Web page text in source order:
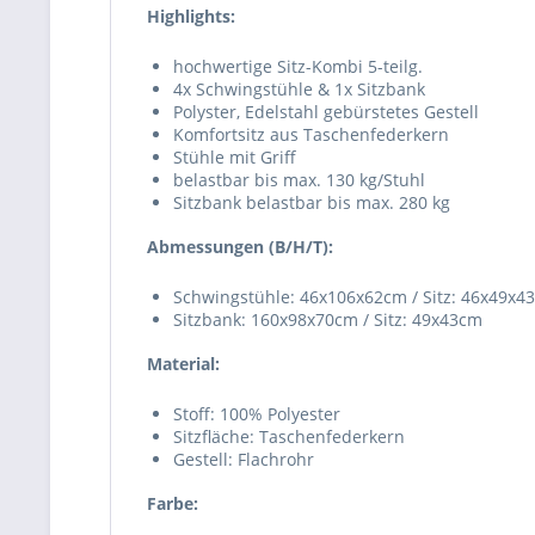
Highlights:
hochwertige Sitz-Kombi 5-teilg.
4x Schwingstühle & 1x Sitzbank
Polyster, Edelstahl gebürstetes Gestell
Komfortsitz aus Taschenfederkern
Stühle mit Griff
belastbar bis max. 130 kg/Stuhl
Sitzbank belastbar bis max. 280 kg
Abmessungen (B/H/T):
Schwingstühle: 46x106x62cm / Sitz:
Sitzbank: 160x98x70cm / Sitz: 49x43cm
Material:
Stoff: 100% Polyester
Sitzfläche: Taschenfederkern
Gestell: Flachrohr
Farbe: